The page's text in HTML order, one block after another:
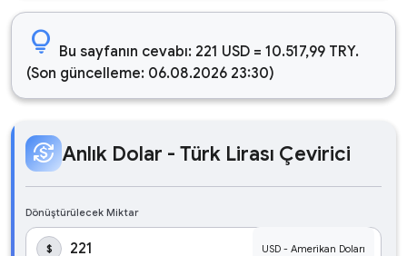
lightbulb Bu sayfanın cevabı: 221 USD = 10.517,99 TRY.
(Son güncelleme: 06.08.2026 23:30)
currency_exchange Anlık Dolar - Türk Lirası Çevirici
Dönüştürülecek Miktar
$